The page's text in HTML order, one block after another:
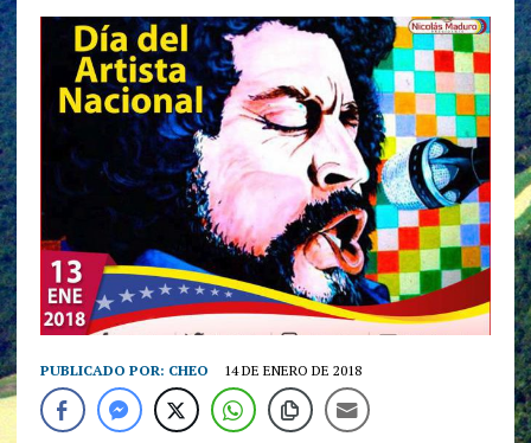
PUBLICADO POR: CHEO 14 DE ENERO DE 2018